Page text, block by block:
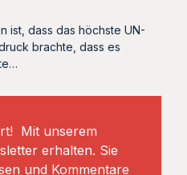
ist, dass das höchste UN-
brachte, dass es
Mit unserem
erhalten. Sie
und Kommentare